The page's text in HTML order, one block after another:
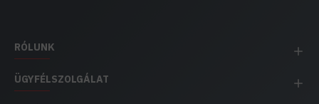
RÓLUNK
ÜGYFÉLSZOLGÁLAT